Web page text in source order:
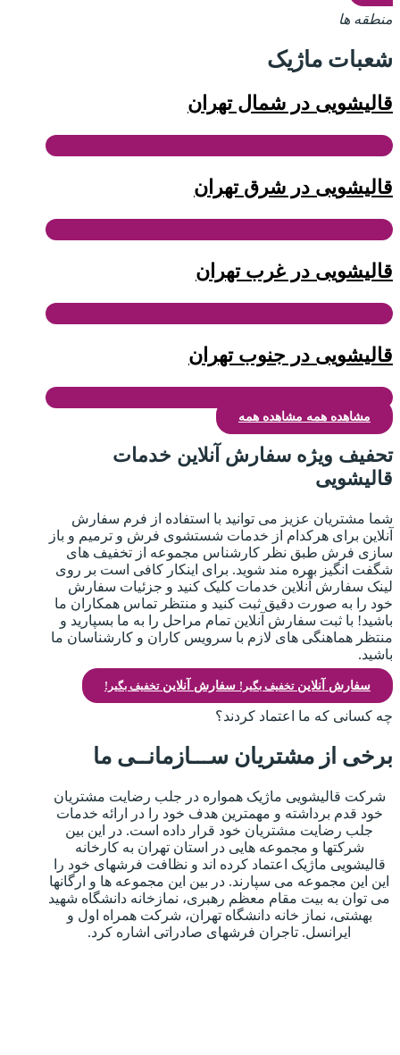
منطقه ها
شعبات ماژیک
قالیشویی در شمال تهران
قالیشویی در شرق تهران
قالیشویی در غرب تهران
قالیشویی در جنوب تهران
مشاهده همه مشاهده همه
تحفیف ویژه سفارش آنلاین خدمات
قالیشویی
شما مشتریان عزیز می توانید با استفاده از فرم سفارش
آنلاین برای هرکدام از خدمات شستشوی فرش و ترمیم و باز
سازی فرش طبق نظر کارشناس مجموعه از تخفیف های
شگفت انگیز بهره مند شوید. برای اینکار کافی است بر روی
لینک سفارش آنلاین خدمات کلیک کنید و جزئیات سفارش
خود را به صورت دقیق ثبت کنید و منتظر تماس همکاران ما
باشید! با ثبت سفارش آنلاین تمام مراحل را به ما بسپارید و
منتظر هماهنگی های لازم با سرویس کاران و کارشناسان ما
باشید.
سفارش آنلاینتخفیف بگیر! سفارش آنلاینتخفیف بگیر!
چه کسانی که ما اعتماد کردند؟
برخی از مشتریان ســـازمانــی ما
شرکت قالیشویی ماژیک همواره در جلب رضایت مشتریان
خود قدم برداشته و مهمترین هدف خود را در ارائه خدمات
جلب رضایت مشتریان خود قرار داده است. در این بین
شرکتها و مجموعه هایی در استان تهران به کارخانه
قالیشویی ماژیک اعتماد کرده اند و نظافت فرشهای خود را
این این مجموعه می سپارند. در بین این مجموعه ها و ارگانها
می توان به بیت مقام معظم رهبری، نمازخانه دانشگاه شهید
بهشتی، نماز خانه دانشگاه تهران، شرکت همراه اول و
ایرانسل. تاجران فرشهای صادراتی اشاره کرد.